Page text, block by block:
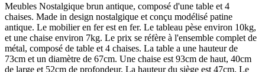
Meubles Nostalgique brun antique, composé d'une table et 4
chaises. Made in design nostalgique et conçu modélisé patine
antique. Le mobilier en fer est en fer. Le tableau pèse environ 10kg,
et une chaise environ 7kg. Le prix se réfère à l'ensemble complet de
métal, composé de table et 4 chaises. La table a une hauteur de
73cm et un diamètre de 67cm. Une chaise est 93cm de haut, 40cm
de large et 52cm de profondeur. La hauteur du siège est 47cm. Le